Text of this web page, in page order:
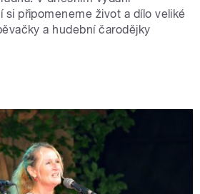
si připomeneme život a dílo veliké
a hudební čarodějky